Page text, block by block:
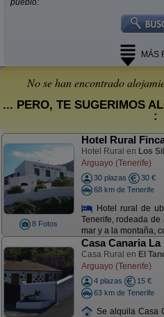
pueblo:
MÁS
No se han encontrado
... PERO, TE SUGERIMOS
:
8 Fotos
Hotel Rural
Hotel Rural en Los
Arguayo (Tenerife)
30 plazas
30 €
68 km de Tenerife
Hotel rural de
Tenerife, rodeada de
mar y a la montaña,
Casa Canaria La
Casa Rural en El
Arguayo (Tenerife)
4 plazas
15 €
63 km de Tenerife
Se alquila Casa